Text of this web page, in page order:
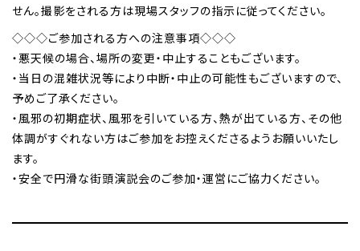
せん。撮影をされる方は現場スタッフの指示に従ってください。
◇◇◇ご参加される方への注意事項◇◇◇
・悪天候の場合、場所の変更・中止することもございます。
・当日の混雑状況等により中断・中止の可能性もございますので、
予めご了承ください。
・風邪の初期症状、風邪を引いている方、熱が出ている方、その他
体調がすぐれない方はご参加をお控えくださるようお願いいたし
ます。
・安全で円滑な街頭演説会のご参加・運営にご協力ください。